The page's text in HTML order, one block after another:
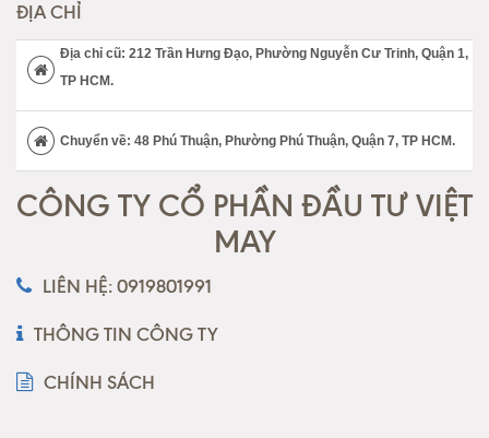
ĐỊA CHỈ
Địa chỉ cũ: 212 Trần Hưng Đạo, Phường Nguyễn Cư Trinh, Quận 1,
TP HCM.
Chuyển về: 48 Phú Thuận, Phường Phú Thuận, Quận 7, TP HCM.
CÔNG TY CỔ PHẦN ĐẦU TƯ VIỆT
MAY
LIÊN HỆ: 0919801991
THÔNG TIN CÔNG TY
CHÍNH SÁCH